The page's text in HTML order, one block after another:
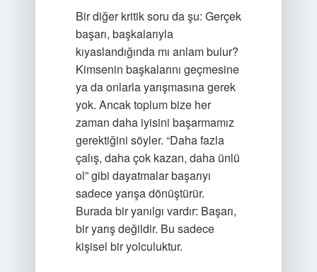
Bir diğer kritik soru da şu: Gerçek
başarı, başkalarıyla
kıyaslandığında mı anlam bulur?
Kimsenin başkalarını geçmesine
ya da onlarla yarışmasına gerek
yok. Ancak toplum bize her
zaman daha iyisini başarmamız
gerektiğini söyler. “Daha fazla
çalış, daha çok kazan, daha ünlü
ol” gibi dayatmalar başarıyı
sadece yarışa dönüştürür.
Burada bir yanılgı vardır: Başarı,
bir yarış değildir. Bu sadece
kişisel bir yolculuktur.